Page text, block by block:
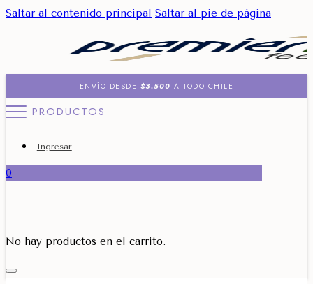
Saltar al contenido principal Saltar al pie de página
ENVÍO DESDE $3.500 A TODO CHILE
PRODUCTOS
Ingresar
0
No hay productos en el carrito.